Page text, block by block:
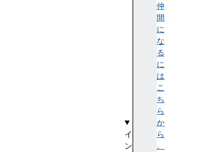
仲
間
に
な
る
に
は
こ
ち
ら
か
ら
。
イ
ン